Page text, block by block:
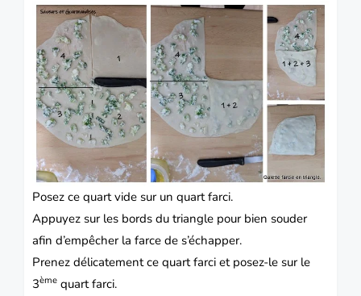
Posez ce quart vide sur un quart farci.
Appuyez sur les bords du triangle pour bien souder
afin d’empêcher la farce de s’échapper.
Prenez délicatement ce quart farci et posez-le sur le
3ème quart farci.